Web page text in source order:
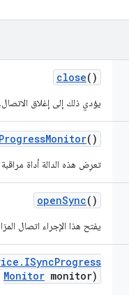
close()
يؤدي ذلك إلى إغلاق الاتصال.
ProgressMonitor()
تعرِض هذه الدالة أداة
openSync()
يفتح هذا الإجراء اتصال
. ISyncProgress
Monitor monitor)